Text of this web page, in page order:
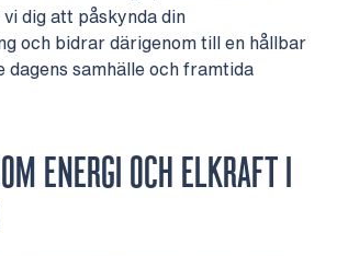
dig att påskynda din
och bidrar därigenom till en hållbar
samhälle och framtida
ENERGI OCH ELKRAFT I